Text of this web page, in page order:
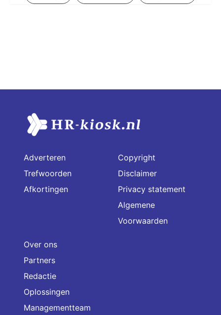
Adverteren
Trefwoorden
Afkortingen
Copyright
Disclaimer
Privacy statement
Algemene
Voorwaarden
Over ons
Partners
Redactie
Oplossingen
Managementteam